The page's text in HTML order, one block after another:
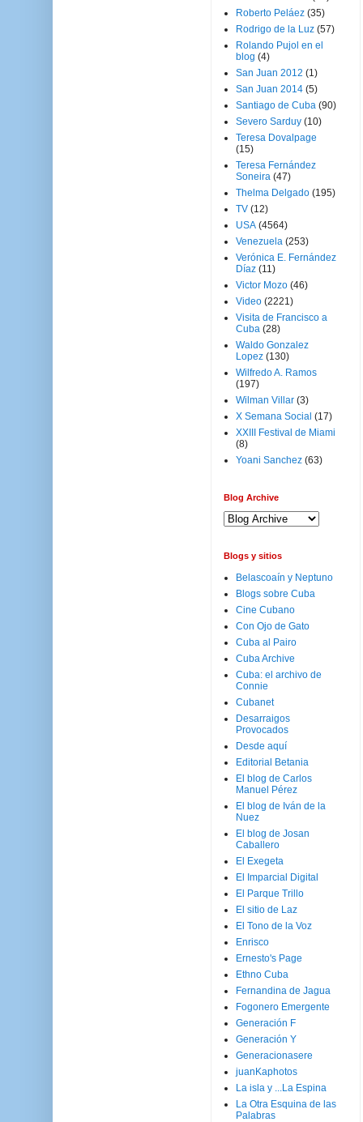
Roberto Peláez (35)
Rodrigo de la Luz (57)
Rolando Pujol en el
blog (4)
San Juan 2012 (1)
San Juan 2014 (5)
Santiago de Cuba (90)
Severo Sarduy (10)
Teresa Dovalpage
(15)
Teresa Fernández
Soneira (47)
Thelma Delgado (195)
TV (12)
USA (4564)
Venezuela (253)
Verónica E. Fernández
Díaz (11)
Victor Mozo (46)
Video (2221)
Visita de Francisco a
Cuba (28)
Waldo Gonzalez
Lopez (130)
Wilfredo A. Ramos
(197)
Wilman Villar (3)
X Semana Social (17)
XXIII Festival de Miami
(8)
Yoani Sanchez (63)
Blog Archive
Blogs y sitios
Belascoaín y Neptuno
Blogs sobre Cuba
Cine Cubano
Con Ojo de Gato
Cuba al Pairo
Cuba Archive
Cuba: el archivo de
Connie
Cubanet
Desarraigos
Provocados
Desde aquí
Editorial Betania
El blog de Carlos
Manuel Pérez
El blog de Iván de la
Nuez
El blog de Josan
Caballero
El Exegeta
El Imparcial Digital
El Parque Trillo
El sitio de Laz
El Tono de la Voz
Enrisco
Ernesto's Page
Ethno Cuba
Fernandina de Jagua
Fogonero Emergente
Generación F
Generación Y
Generacionasere
juanKaphotos
La isla y ...La Espina
La Otra Esquina de las
Palabras